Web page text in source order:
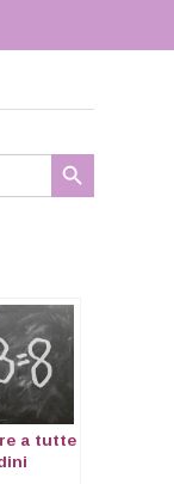
Search Button
a tutte